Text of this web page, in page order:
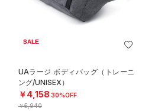
SALE
UAラージ ボディバッグ（トレーニ
ング/UNISEX）
￥4,158 30%OFF
￥5,940